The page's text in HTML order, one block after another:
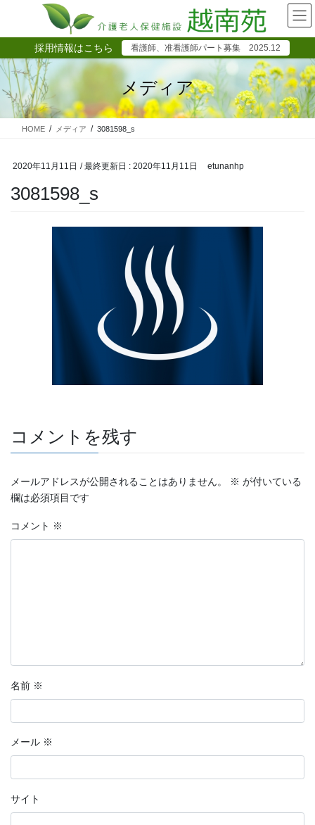
テ
ツ
に
移
ゲ
シ
ョ
ン
採用情報はこちら 看護師、准看護師パート募集 2025.12
メディア
HOME メディア 3081598_s
2020年11月11日 / 最終更新日 : 2020年11月11日 etunanhp
3081598_s
コメントを残す
メールアドレスが公開されることはありません。 ※ が付いている
欄は必須項目です
コメント ※
名前 ※
メール ※
サイト